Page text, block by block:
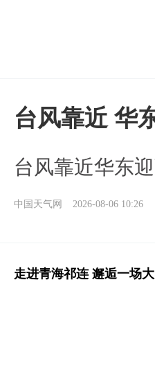
台风靠近 华
台风靠近华东
中国天气网 2026-08-06 10:26
走进青海祁连 邂逅一场